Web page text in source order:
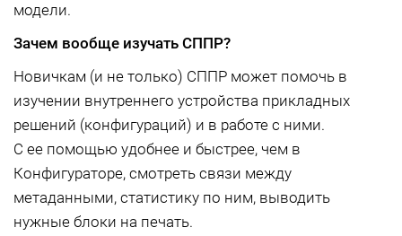
модели.
Зачем вообще изучать СППР?
Новичкам (и не только) СППР может помочь в
изучении внутреннего устройства прикладных
решений (конфигураций) и в работе с ними.
С ее помощью удобнее и быстрее, чем в
Конфигураторе, смотреть связи между
метаданными, статистику по ним, выводить
нужные блоки на печать.